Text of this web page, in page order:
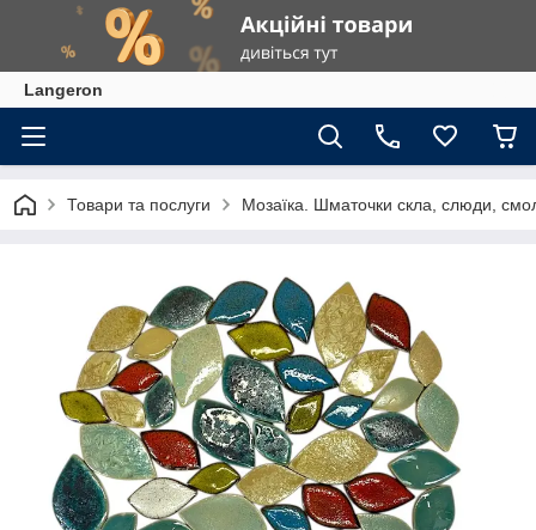
Langeron
Товари та послуги Мозаїка. Шматочки скла, слюди,